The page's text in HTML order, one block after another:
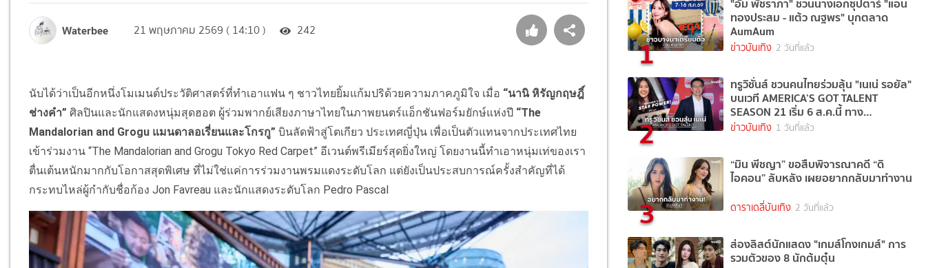
Waterbee 21 พฤษภาคม 2569 ( 14:10 ) 242
นับได้ว่าเป็นอีกหนึ่งโมเมนต์ประวัติศาสตร์ที่ทำเอาแฟน ๆ ชาวไทยยิ้มแก้มปริด้วยความภาคภูมิใจ เมื่อ “นานิ หิรัญกฤษฎิ์
ช่างคำ”ศิลปินและนักแสดงหนุ่มสุดฮอต ผู้ร่วมพากย์เสียงภาษาไทยในภาพยนตร์แอ็กชันฟอร์มยักษ์แห่งปี “The
Mandalorian and Grogu แมนดาลอเรี่ยนและโกรกู” บินลัดฟ้าสู่โตเกียว ประเทศญี่ปุ่น เพื่อเป็นตัวแทนจากประเทศไทย
เข้าร่วมงาน “The Mandalorian and Grogu Tokyo Red Carpet” อีเวนต์พรีเมียร์สุดยิ่งใหญ่ โดยงานนี้ทำเอาหนุ่มเท่ของเรา
ตื่นเต้นหนักมากกับโอกาสสุดพิเศษ ที่ไม่ใช่แค่การร่วมงานพรมแดงระดับโลก แต่ยังเป็นประสบการณ์ครั้งสำคัญที่ได้
กระทบไหล่ผู้กำกับชื่อก้อง Jon Favreau และนักแสดงระดับโลก Pedro Pascal
1
ทองประสม - แต้ว ณฐพร" บุกตลาด
AumAum
ข่าวบันเทิง 2 วันที่แล้ว
2
ทรูวิชั่นส์ ชวนคนไทยร่วมลุ้น "เนเน่ รอยัล"
บนเวที AMERICA’S GOT TALENT
SEASON 21 เริ่ม 6 ส.ค.นี้ ทาง
TrueVisions NOW
ข่าวบันเทิง 1 วันที่แล้ว
3
“มิน พีชญา” ขอสืบพิจารณาคดี “ดิ
ไอคอน” ลับหลัง เผยอยากกลับมาทำงาน
ดาราเดลี่บันเทิง 2 วันที่แล้ว
ส่องลิสต์นักแสดง "เกมส์โกงเกมส์" การ
รวมตัวของ 8 นักต้มตุ๋น